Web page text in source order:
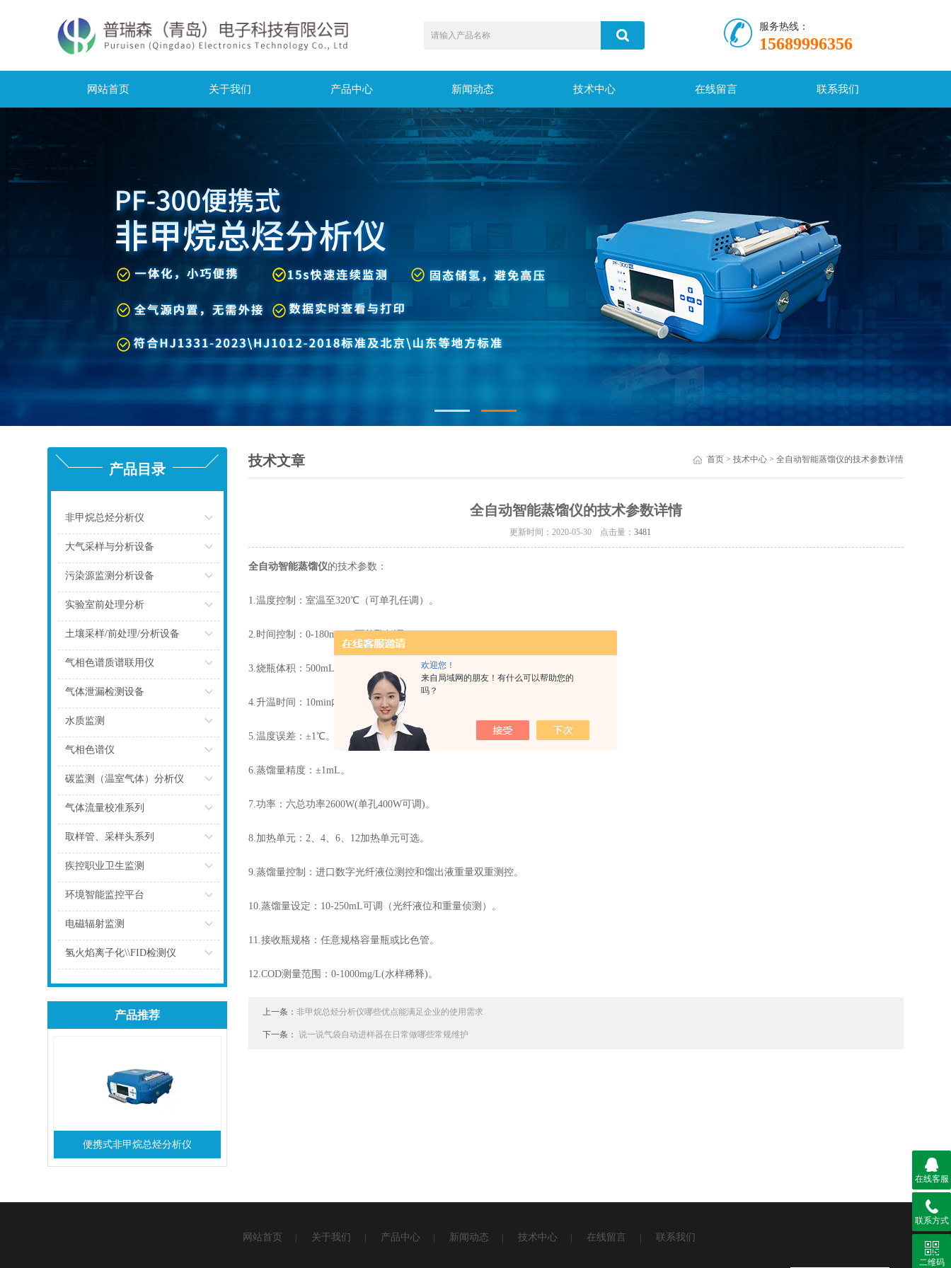
欢迎您！
来自局域网的朋友！有什么可以帮助您的
吗？
服务热线：
15689996356
网站首页 关于我们 产品中心 新闻动态 技术中心 在线留言 联系我们
产品目录
非甲烷总烃分析仪
大气采样与分析设备
污染源监测分析设备
实验室前处理分析
点击
土壤采样/前处理/分析设备
气相色谱质谱联用仪
气体泄漏检测设备
水质监测
气相色谱仪
点击
碳监测（温室气体）分析仪
气体流量校准系列
取样管、采样头系列
疾控职业卫生监测
环境智能监控平台
电磁辐射监测
点击
氢火焰离子化\\FID检测仪
产品推荐
便携式非甲烷总烃分析仪
技术文章 首页> 技术中心> 全自动智能蒸馏仪的技术参数详情
全自动智能蒸馏仪的技术参数详情
更新时间：2020-05-30 点击量：3481
全自动智能蒸馏仪的技术参数：
1.温度控制：室温至320℃（可单孔任调）。
2.时间控制：0-180min（可单孔任调）。
3.烧瓶体积：500mL。
4.升温时间：10min内。
5.温度误差：±1℃。
6.蒸馏量精度：±1mL。
7.功率：六总功率2600W(单孔400W可调)。
8.加热单元：2、4、6、12加热单元可选。
9.蒸馏量控制：进口数字光纤液位测控和馏出液重量双重测控。
10.蒸馏量设定：10-250mL可调（光纤液位和重量侦测）。
11.接收瓶规格：任意规格容量瓶或比色管。
12.COD测量范围：0-1000mg/L(水样稀释)。
上一条：非甲烷总烃分析仪哪些优点能满足企业的使用需求
下一条：说一说气袋自动进样器在日常做哪些常规维护
网站首页 关于我们 产品中心 新闻动态 技术中心 在线留言 联系我们
在线客服
联系方式
二维码